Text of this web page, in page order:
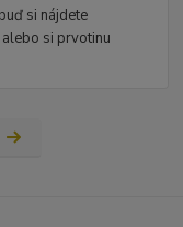
si nájdete
si prvotinu